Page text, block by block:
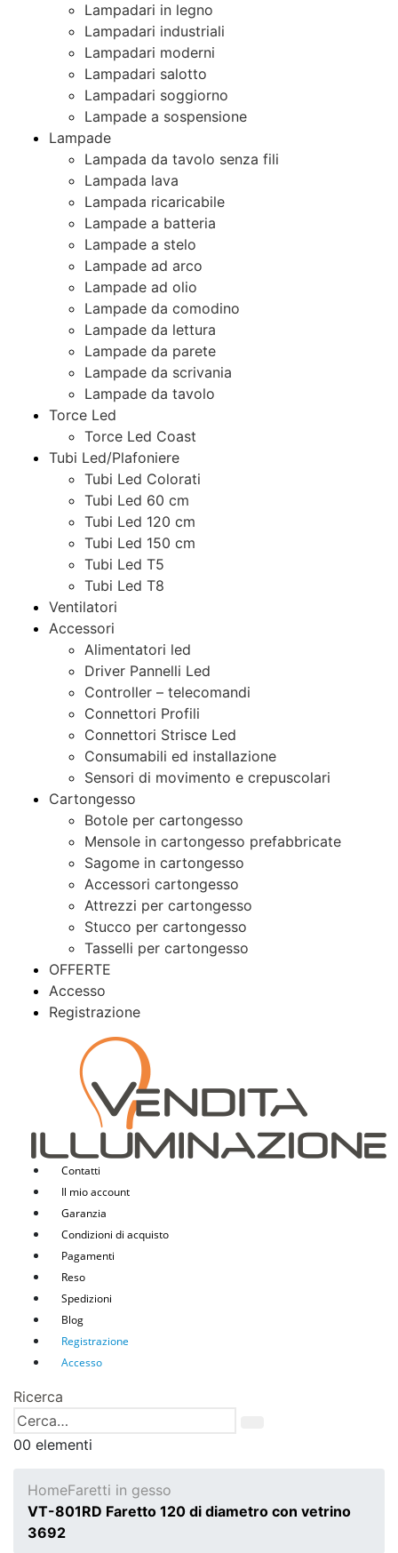
Lampadari in legno
Lampadari industriali
Lampadari moderni
Lampadari salotto
Lampadari soggiorno
Lampade a sospensione
Lampade
Lampada da tavolo senza fili
Lampada lava
Lampada ricaricabile
Lampade a batteria
Lampade a stelo
Lampade ad arco
Lampade ad olio
Lampade da comodino
Lampade da lettura
Lampade da parete
Lampade da scrivania
Lampade da tavolo
Torce Led
Torce Led Coast
Tubi Led/Plafoniere
Tubi Led Colorati
Tubi Led 60 cm
Tubi Led 120 cm
Tubi Led 150 cm
Tubi Led T5
Tubi Led T8
Ventilatori
Accessori
Alimentatori led
Driver Pannelli Led
Controller – telecomandi
Connettori Profili
Connettori Strisce Led
Consumabili ed installazione
Sensori di movimento e crepuscolari
Cartongesso
Botole per cartongesso
Mensole in cartongesso prefabbricate
Sagome in cartongesso
Accessori cartongesso
Attrezzi per cartongesso
Stucco per cartongesso
Tasselli per cartongesso
OFFERTE
Accesso
Registrazione
Contatti
Il mio account
Garanzia
Condizioni di acquisto
Pagamenti
Reso
Spedizioni
Blog
Registrazione
Accesso
Ricerca
00 elementi
HomeFaretti in gesso
VT-801RD Faretto 120 di diametro con vetrino
3692